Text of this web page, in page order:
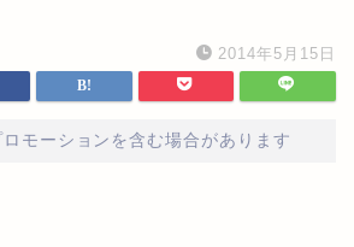
2014年5月15日
モーションを含む場合があります